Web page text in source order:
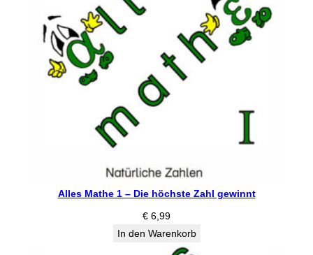
Alles Mathe 1 – Die höchste Zahl gewinnt
€ 6,99
In den Warenkorb